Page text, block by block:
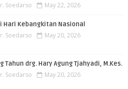
Soedarso May 22, 2026
Hari Kebangkitan Nasional
Soedarso May 20, 2026
Tahun drg. Hary Agung Tjahyadi, M.Kes.
Soedarso May 20, 2026